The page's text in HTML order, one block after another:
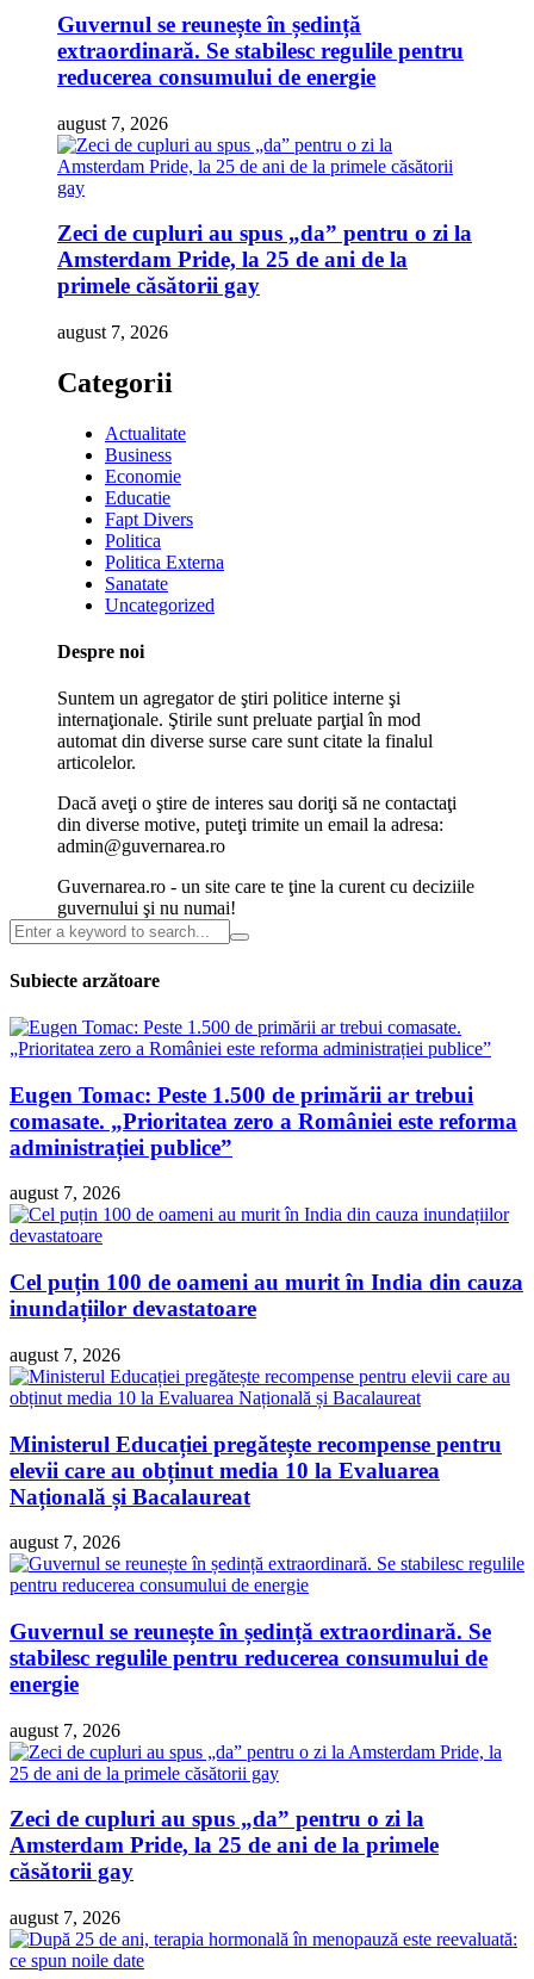
Guvernul se reunește în ședință
extraordinară. Se stabilesc regulile pentru
reducerea consumului de energie
august 7, 2026
Zeci de cupluri au spus „da” pentru o zi la
Amsterdam Pride, la 25 de ani de la
primele căsătorii gay
august 7, 2026
Categorii
Actualitate
Business
Economie
Educatie
Fapt Divers
Politica
Politica Externa
Sanatate
Uncategorized
Despre noi
Suntem un agregator de ştiri politice interne şi
internaţionale. Ştirile sunt preluate parţial în mod
automat din diverse surse care sunt citate la finalul
articolelor.
Dacă aveţi o ştire de interes sau doriţi să ne contactaţi
din diverse motive, puteţi trimite un email la adresa:
admin@guvernarea.ro
Guvernarea.ro - un site care te ţine la curent cu deciziile
guvernului şi nu numai!
Subiecte arzătoare
Eugen Tomac: Peste 1.500 de primării ar trebui
comasate. „Prioritatea zero a României este reforma
administrației publice”
august 7, 2026
Cel puțin 100 de oameni au murit în India din cauza
inundațiilor devastatoare
august 7, 2026
Ministerul Educației pregătește recompense pentru
elevii care au obținut media 10 la Evaluarea
Națională și Bacalaureat
august 7, 2026
Guvernul se reunește în ședință extraordinară. Se
stabilesc regulile pentru reducerea consumului de
energie
august 7, 2026
Zeci de cupluri au spus „da” pentru o zi la
Amsterdam Pride, la 25 de ani de la primele
căsătorii gay
august 7, 2026